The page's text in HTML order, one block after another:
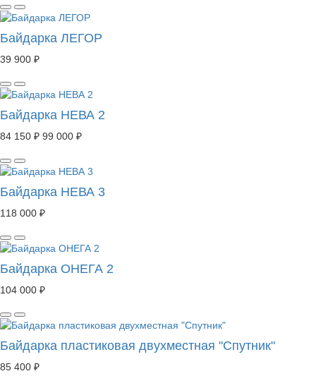
Байдарка ЛЕГОР
39 900 ₽
Байдарка НЕВА 2
84 150 ₽ 99 000 ₽
Байдарка НЕВА 3
118 000 ₽
Байдарка ОНЕГА 2
104 000 ₽
Байдарка пластиковая двухместная "Спутник"
85 400 ₽